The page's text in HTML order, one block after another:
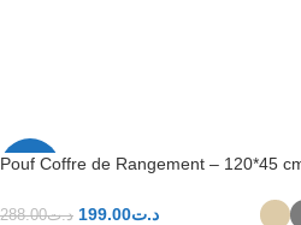
-31%
Pouf Coffre de Rangement – 120*45
د.ت288.00 د.ت199.00